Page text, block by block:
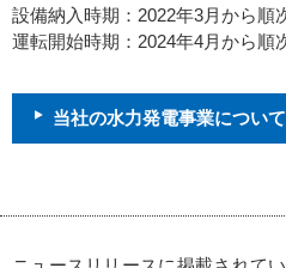
設備納入時期：2022年3月から順
運転開始時期：2024年4月から順
当社の水力発電事業につい